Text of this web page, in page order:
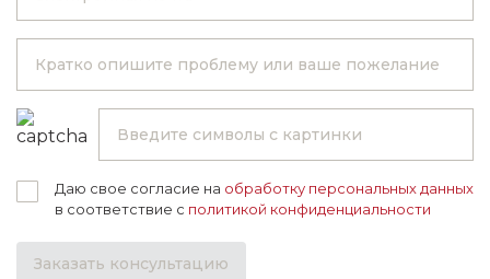
Даю свое согласие на обработку персональных данных
в соответствие с политикой конфиденциальности
Заказать консультацию